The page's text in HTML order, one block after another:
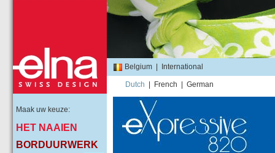
Belgium International
Dutch French German
Maak uw keuze:
HET NAAIEN
BORDUURWERK